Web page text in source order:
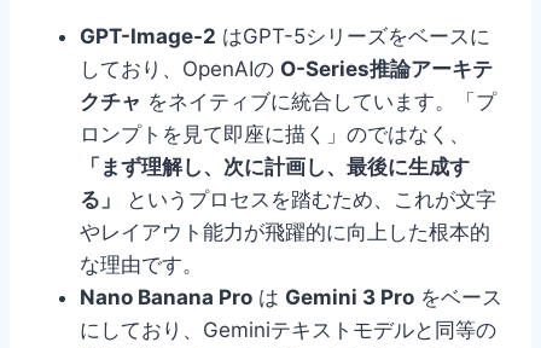
GPT-Image-2 はGPT-5シリーズをベースに
しており、OpenAIの O-Series推論アーキテ
クチャ をネイティブに統合しています。「プ
ロンプトを見て即座に描く」のではなく、
「まず理解し、次に計画し、最後に生成す
る」
というプロセスを踏むため、これが文字
やレイアウト能力が飛躍的に向上した根本的
な理由です。
Nano Banana Pro は Gemini 3 Pro をベース
にしており、Geminiテキストモデルと同等の